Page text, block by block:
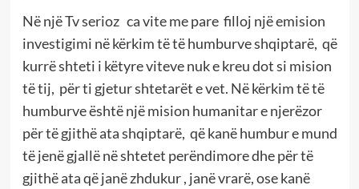
Në një Tv serioz ca vite me pare filloj një emision
investigimi në kërkim të të humburve shqiptarë, që
kurrë shteti i këtyre viteve nuk e kreu dot si mision
të tij, për ti gjetur shtetarët e vet. Në kërkim të të
humburve është një mision humanitar e njerëzor
për të gjithë ata shqiptarë, që kanë humbur e mund
të jenë gjallë në shtetet perëndimore dhe për të
gjithë ata që janë zhdukur , janë vrarë, ose kanë